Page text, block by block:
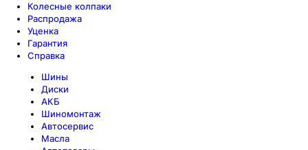
Колесные колпаки
Распродажа
Уценка
Гарантия
Справка
Шины
Диски
АКБ
Шиномонтаж
Автосервис
Масла